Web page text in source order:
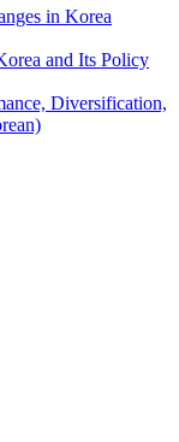
in Korea
and Its Policy
Diversification,